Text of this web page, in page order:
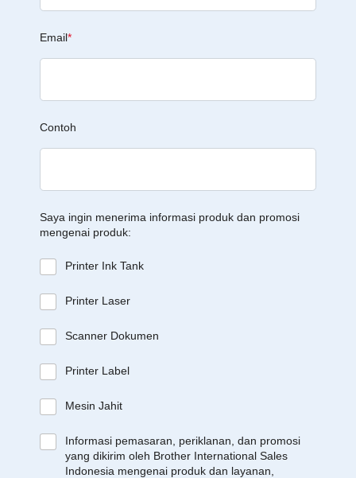
Email*
Contoh
Saya ingin menerima informasi produk dan promosi
mengenai produk:
Printer Ink Tank
Printer Laser
Scanner Dokumen
Printer Label
Mesin Jahit
Informasi pemasaran, periklanan, dan promosi
yang dikirim oleh Brother International Sales
Indonesia mengenai produk dan layanan,